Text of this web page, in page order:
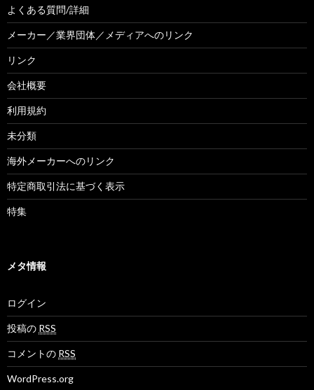
よくある質問/詳細
メーカー／業界団体／メディアへのリンク
リンク
会社概要
利用規約
未分類
海外メーカーへのリンク
特定商取引法に基づく表示
特集
メタ情報
ログイン
投稿の RSS
コメントの RSS
WordPress.org